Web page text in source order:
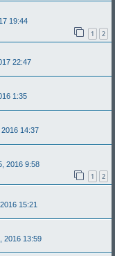
19:44
1 2
22:47
1:35
14:37
2016 9:58
1 2
15:21
2016 13:59